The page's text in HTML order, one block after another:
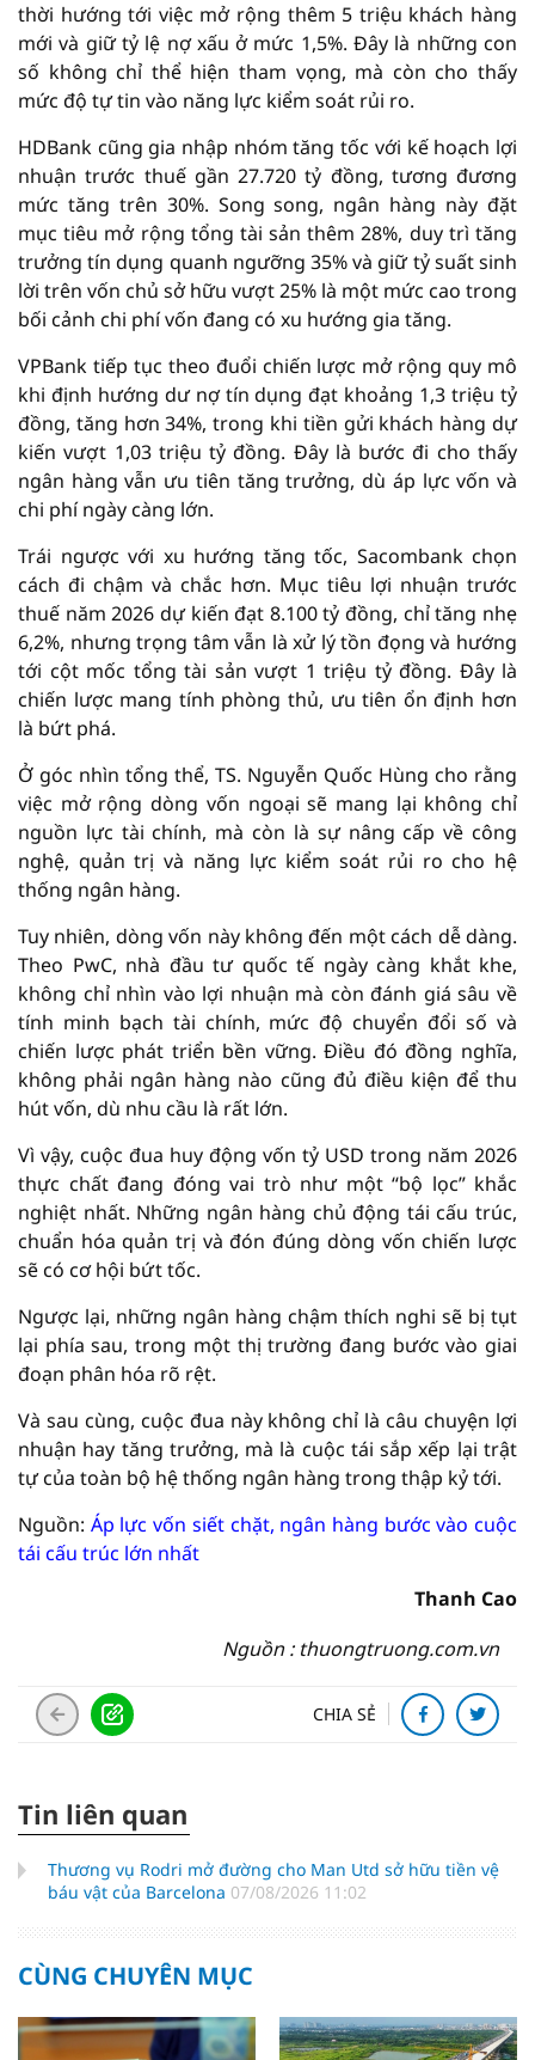
thời hướng tới việc mở rộng thêm 5 triệu khách hàng
mới và giữ tỷ lệ nợ xấu ở mức 1,5%. Đây là những con
số không chỉ thể hiện tham vọng, mà còn cho thấy
mức độ tự tin vào năng lực kiểm soát rủi ro.
HDBank cũng gia nhập nhóm tăng tốc với kế hoạch lợi
nhuận trước thuế gần 27.720 tỷ đồng, tương đương
mức tăng trên 30%. Song song, ngân hàng này đặt
mục tiêu mở rộng tổng tài sản thêm 28%, duy trì tăng
trưởng tín dụng quanh ngưỡng 35% và giữ tỷ suất sinh
lời trên vốn chủ sở hữu vượt 25% là một mức cao trong
bối cảnh chi phí vốn đang có xu hướng gia tăng.
VPBank tiếp tục theo đuổi chiến lược mở rộng quy mô
khi định hướng dư nợ tín dụng đạt khoảng 1,3 triệu tỷ
đồng, tăng hơn 34%, trong khi tiền gửi khách hàng dự
kiến vượt 1,03 triệu tỷ đồng. Đây là bước đi cho thấy
ngân hàng vẫn ưu tiên tăng trưởng, dù áp lực vốn và
chi phí ngày càng lớn.
Trái ngược với xu hướng tăng tốc, Sacombank chọn
cách đi chậm và chắc hơn. Mục tiêu lợi nhuận trước
thuế năm 2026 dự kiến đạt 8.100 tỷ đồng, chỉ tăng nhẹ
6,2%, nhưng trọng tâm vẫn là xử lý tồn đọng và hướng
tới cột mốc tổng tài sản vượt 1 triệu tỷ đồng. Đây là
chiến lược mang tính phòng thủ, ưu tiên ổn định hơn
là bứt phá.
Ở góc nhìn tổng thể, TS. Nguyễn Quốc Hùng cho rằng
việc mở rộng dòng vốn ngoại sẽ mang lại không chỉ
nguồn lực tài chính, mà còn là sự nâng cấp về công
nghệ, quản trị và năng lực kiểm soát rủi ro cho hệ
thống ngân hàng.
Tuy nhiên, dòng vốn này không đến một cách dễ dàng.
Theo PwC, nhà đầu tư quốc tế ngày càng khắt khe,
không chỉ nhìn vào lợi nhuận mà còn đánh giá sâu về
tính minh bạch tài chính, mức độ chuyển đổi số và
chiến lược phát triển bền vững. Điều đó đồng nghĩa,
không phải ngân hàng nào cũng đủ điều kiện để thu
hút vốn, dù nhu cầu là rất lớn.
Vì vậy, cuộc đua huy động vốn tỷ USD trong năm 2026
thực chất đang đóng vai trò như một “bộ lọc” khắc
nghiệt nhất. Những ngân hàng chủ động tái cấu trúc,
chuẩn hóa quản trị và đón đúng dòng vốn chiến lược
sẽ có cơ hội bứt tốc.
Ngược lại, những ngân hàng chậm thích nghi sẽ bị tụt
lại phía sau, trong một thị trường đang bước vào giai
đoạn phân hóa rõ rệt.
Và sau cùng, cuộc đua này không chỉ là câu chuyện lợi
nhuận hay tăng trưởng, mà là cuộc tái sắp xếp lại trật
tự của toàn bộ hệ thống ngân hàng trong thập kỷ tới.
Nguồn: Áp lực vốn siết chặt, ngân hàng bước vào cuộc
tái cấu trúc lớn nhất
Thanh Cao
Nguồn : thuongtruong.com.vn
CHIA SẺ
Tin liên quan
Thương vụ Rodri mở đường cho Man Utd sở hữu tiền vệ
báu vật của Barcelona 07/08/2026 11:02
CÙNG CHUYÊN MỤC